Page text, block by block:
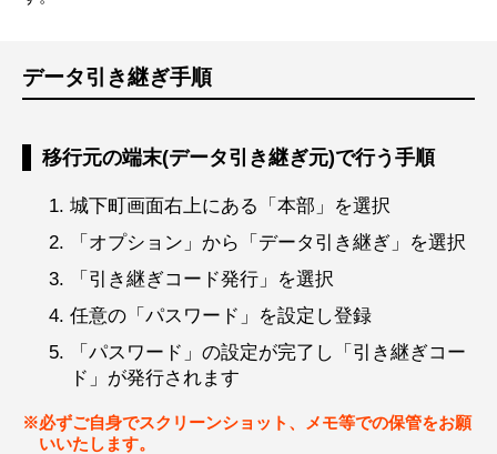
データ引き継ぎ手順
移行元の端末(データ引き継ぎ元)で行う手順
城下町画面右上にある「本部」を選択
「オプション」から「データ引き継ぎ」を選択
「引き継ぎコード発行」を選択
任意の「パスワード」を設定し登録
「パスワード」の設定が完了し「引き継ぎコー
ド」が発行されます
必ずご自身でスクリーンショット、メモ等での保管をお願
いいたします。